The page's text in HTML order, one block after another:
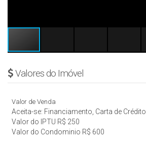
Valores do Imóvel
Valor de Venda
Aceita-se: Financiamento, Carta de Crédito
Valor do IPTU R$ 250
Valor do Condominio R$ 600